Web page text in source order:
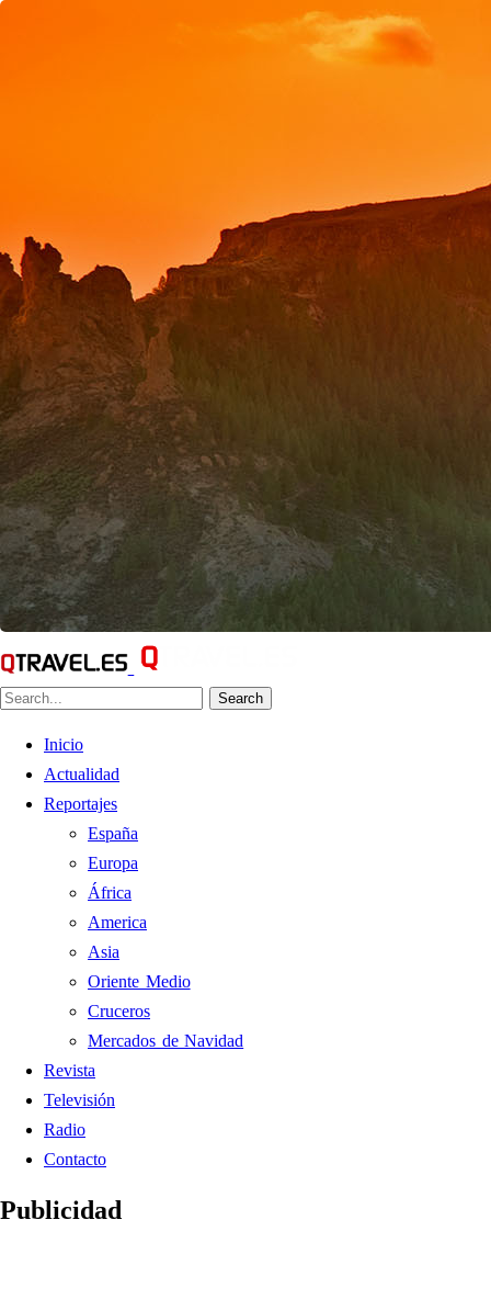
Search
Inicio
Actualidad
Reportajes
España
Europa
África
America
Asia
Oriente Medio
Cruceros
Mercados de Navidad
Revista
Televisión
Radio
Contacto
Publicidad